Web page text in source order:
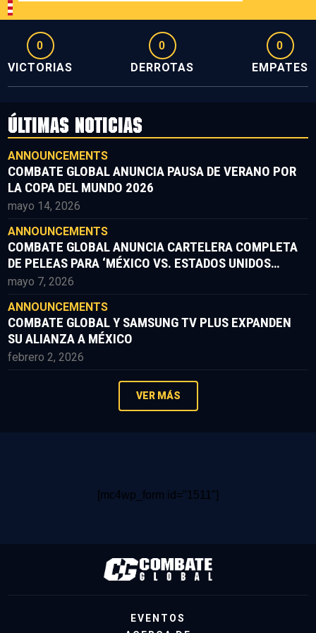
0
VICTORIAS
0
DERROTAS
0
EMPATES
ÚLTIMAS NOTICIAS
ANNOUNCEMENTS
COMBATE GLOBAL ANUNCIA PAUSA DE VERANO POR
LA COPA DEL MUNDO 2026
mayo 14, 2026
ANNOUNCEMENTS
COMBATE GLOBAL ANUNCIA CARTELERA COMPLETA
DE PELEAS PARA ‘MÉXICO VS. ESTADOS UNIDOS
PARTE II’
mayo 7, 2026
ANNOUNCEMENTS
COMBATE GLOBAL Y SAMSUNG TV PLUS EXPANDEN
SU ALIANZA A MÉXICO
febrero 2, 2026
VER MÁS
[mc4wp_form id="1511"]
EVENTOS